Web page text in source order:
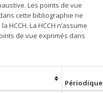
Les points de vue
cette bibliographie ne
La HCCH n’assume
de vue exprimés dans
Périodique